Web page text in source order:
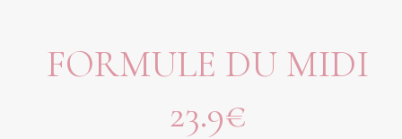
FORMULE DU MIDI
23.9€